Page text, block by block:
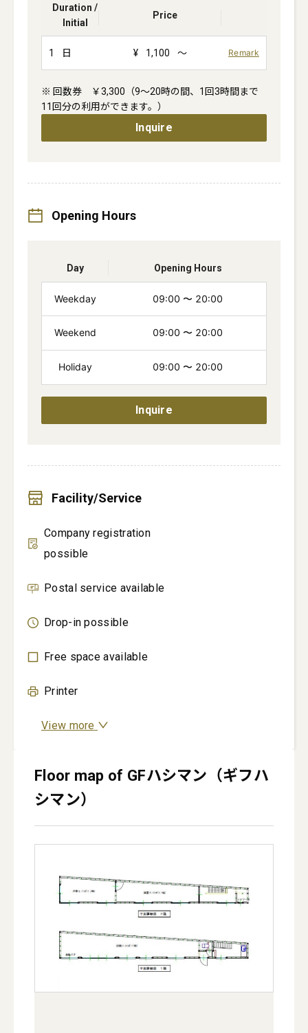
Duration /
Initial
Price
1 日 ¥ 1,100 ～ Remark
※ 回数券　￥3,300（9～20時の間、1回3時間まで
11回分の利用ができます。）
Inquire
Opening Hours
Day Opening Hours
Weekday 09:00 〜 20:00
Weekend 09:00 〜 20:00
Holiday 09:00 〜 20:00
Inquire
Facility/Service
Company registration
possible
Postal service available
Drop-in possible
Free space available
Printer
View more
Floor map of GFハシマン（ギフハ
シマン）